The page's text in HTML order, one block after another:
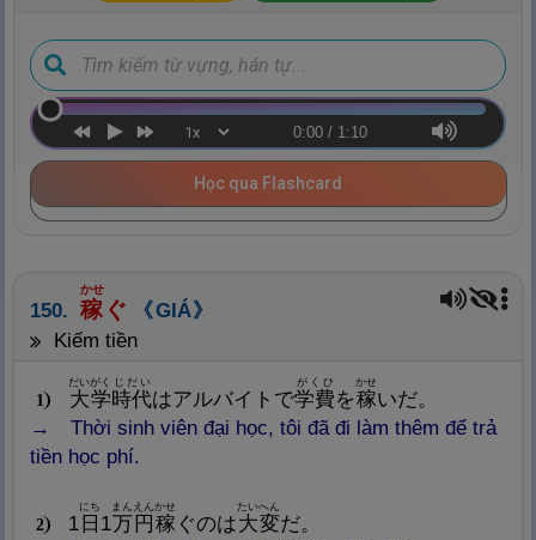
0:00 / 1:10
Học qua Flashcard
150.
稼
được
かせ
ぐ
GIÁ
kiếm tiền
1 大学
だいがく
時代
じだい
はアルバイトで学費
がくひ
を稼
かせ
いだ。
Thời sinh viên đại học, tôi đã đi làm thêm để trả
tiền học phí.
2 1 日
にち
1万
まん
円
えん
稼
かせ
ぐのは大変
たいへん
だ。